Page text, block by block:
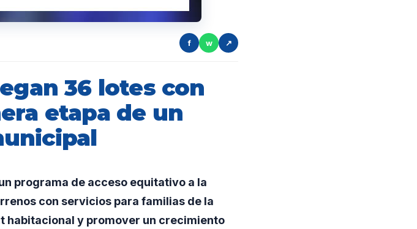
f w ↗
36 lotes con
etapa de un
programa de acceso equitativo a la
con servicios para familias de la
habitacional y promover un crecimiento